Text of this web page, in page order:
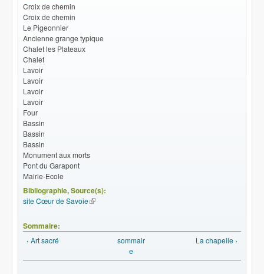
Croix de chemin
Croix de chemin
Le Pigeonnier
Ancienne grange typique
Chalet les Plateaux
Chalet
Lavoir
Lavoir
Lavoir
Lavoir
Four
Bassin
Bassin
Bassin
Monument aux morts
Pont du Garapont
Mairie-Ecole
Bibliographie, Source(s):
site Cœur de Savoie(le lien est externe)
Sommaire:
‹ Art sacré
sommair
e
La chapelle ›